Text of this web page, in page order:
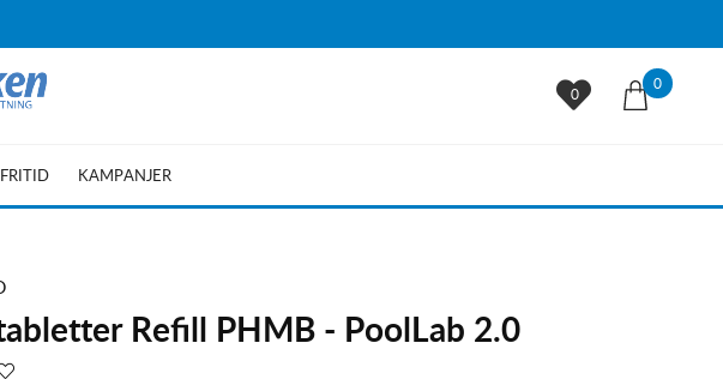
0
0
FRITID KAMPANJER
Refill PHMB - PoolLab 2.0